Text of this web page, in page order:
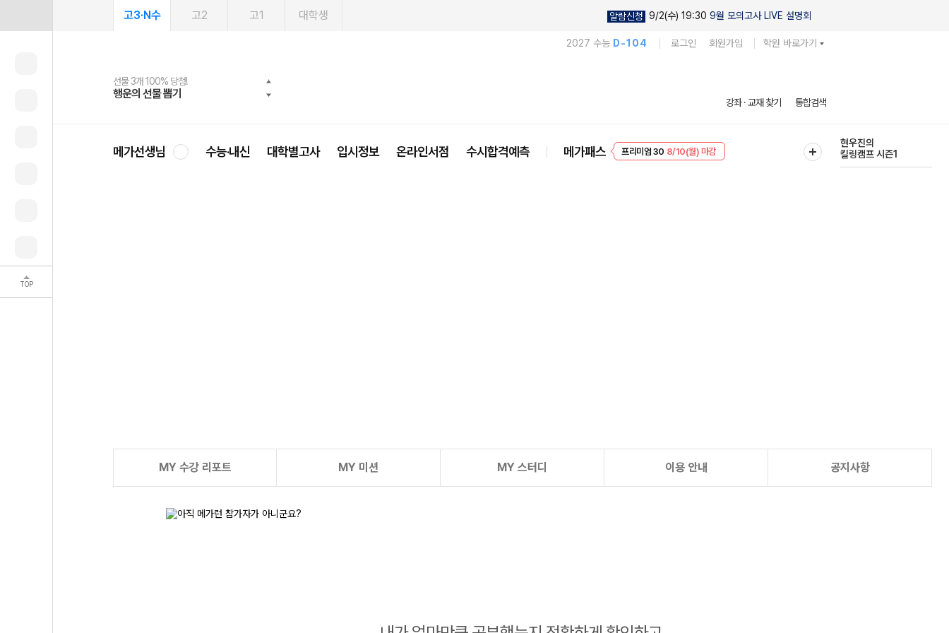
TOP
고3·N수 고2 고1 대학생 알람신청 9/2(수) 19:30 9월 모의고사 LIVE 설명회
2027 수능 D-104 로그인 회원가입 학원 바로가기
선물 3개 100% 당첨!
행운의 선물 뽑기
선물 100% 증정!
메가스터디 X 올리브
여름방학 스터디 캐시백
메가런 썸머스쿨
2027 러셀 단과
강사 공개선발
스마트러닝앱
설문 EVENT
메가패스
3일 무료 체험권
메가패스 수강생 무료혜택!
메가클럽 멤버십
사회공헌 캠페인
희망이룸 메가나눔
강좌 · 교재 찾기 통합검색
메가선생님 수능·내신 대학별고사 입시정보 온라인서점 수시합격예측 메가패스
프리미엄 30 8/10(월) 마감
현우진의
킬링캠프 시즌1
MY 수강 리포트 MY 미션 MY 스터디 이용 안내 공지사항